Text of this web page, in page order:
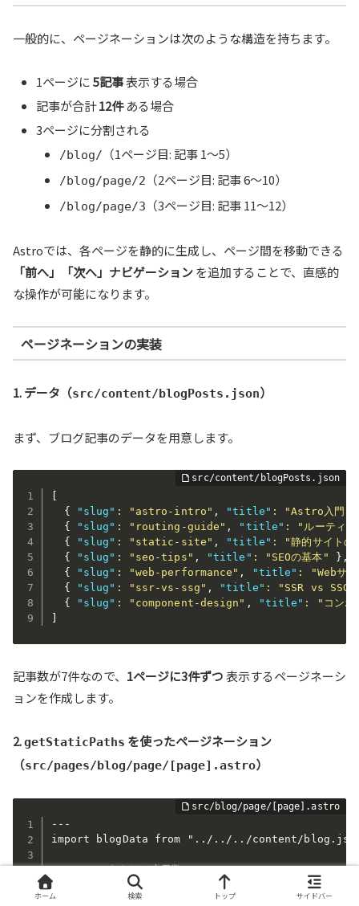
一般的に、ページネーションは次のような構造を持ちます。
1ページに5記事表示する場合
記事が合計12件ある場合
3ページに分割される
/blog/ （1ページ目: 記事 1～5）
/blog/page/2 （2ページ目: 記事 6～10）
/blog/page/3 （3ページ目: 記事 11～12）
Astroでは、各ページを静的に生成し、ページ間を移動できる
「前へ」「次へ」ナビゲーションを追加することで、直感的
な操作が可能になります。
ページネーションの実装
1. データ（src/content/blogPosts.json）
まず、ブログ記事のデータを用意します。
{
"slug" : "astro-intro" , "title" : "Astro入門"
{
"slug" : "routing-guide" , "title" :
"ルーティ
{
"slug" : "static-site" , "title" :
"静的サイトの
{
"slug" : "seo-tips" , "title" : "SEOの基本" } ,
{
"slug" : "web-performance" , "title" :
"Webサ
{
"slug" : "ssr-vs-ssg" , "title" :
"SSR vs SSG
{
"slug" : "component-design" , "title" :
"コンポ
記事数が7件なので、 1ページに3件ずつ表示するページネーシ
ョンを作成します。
2.getStaticPaths を使ったページネーション
（src/pages/blog/page/[page].astro）
---
import blogData from "../../../content/
// 1ページあたりの表示数
// ▼【誤】下記はエラー※Astroのファイルスコープ外で定
// const POSTS_PER_PAGE = 3;
ホーム 検索 トップ サイドバー